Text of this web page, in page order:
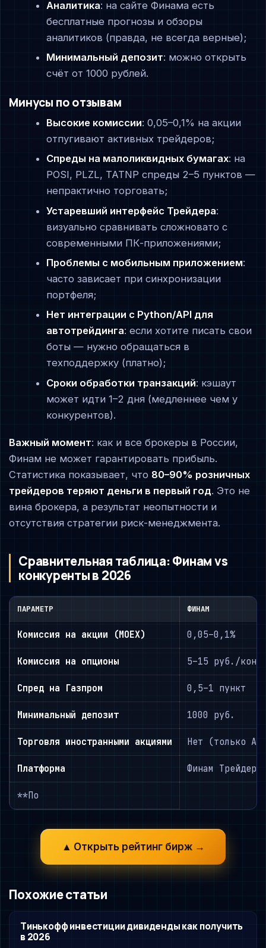
Аналитика: на сайте Финама есть
бесплатные прогнозы и обзоры
аналитиков (правда, не всегда верные);
Минимальный депозит: можно открыть
счёт от 1000 рублей.
Минусы по отзывам
Высокие комиссии: 0,05–0,1% на акции
отпугивают активных трейдеров;
Спреды на малоликвидных бумагах: на
POSI, PLZL, TATNP спреды 2–5 пунктов —
непрактично торговать;
Устаревший интерфейс Трейдера:
визуально сравнивать сложновато с
современными ПК-приложениями;
Проблемы с мобильным приложением:
часто зависает при синхронизации
портфеля;
Нет интеграции с Python/API для
автотрейдинга: если хотите писать свои
боты — нужно обращаться в
техподдержку (платно);
Сроки обработки транзакций: кэшаут
может идти 1–2 дня (медленнее чем у
конкурентов).
Важный момент: как и все брокеры в России,
Финам не может гарантировать прибыль.
Статистика показывает, что 80–90% розничных
трейдеров теряют деньги в первый год. Это не
вина брокера, а результат неопытности и
отсутствия стратегии риск-менеджмента.
Сравнительная таблица: Финам vs
конкуренты в 2026
ПАРАМЕТР ФИНАМ
Комиссия на акции (MOEX) 0,05–0,1%
Комиссия на опционы 5–15 руб./
Спред на Газпром 0,5–1 пункт
Минимальный депозит 1000 руб.
Торговля иностранными акциями Нет (только
Платформа Финам Трейдер
**По
▲ Открыть рейтинг бирж →
Похожие статьи
Тинькофф инвестиции дивиденды как получить
в 2026